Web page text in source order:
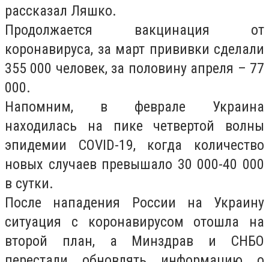
рассказал Ляшко.
Продолжается вакцинация от
коронавируса, за март прививки сделали
355 000 человек, за половину апреля – 77
000.
Напомним, в феврале Украина
находилась на пике четвертой волны
эпидемии COVID-19, когда количество
новых случаев превышало 30 000-40 000
в сутки.
После нападения России на Украину
ситуация с коронавирусом отошла на
второй план, а Минздрав и СНБО